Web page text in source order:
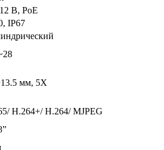
В, PoE
IP67
мм, 5Х
H.264+/ H.264/ MJPEG